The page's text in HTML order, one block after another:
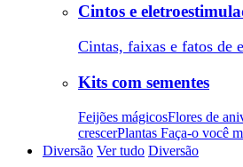
Cintos e
Cintas, faixas e fatos de
Kits com sementes
Feijões mágicosFlores de
crescerPlantas Faça-o você
Diversão Ver tudo Diversão